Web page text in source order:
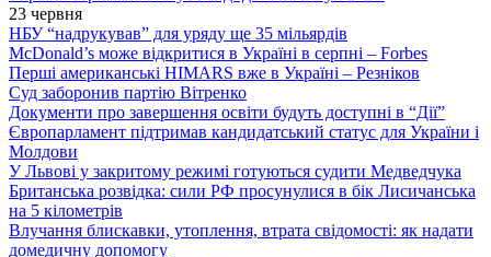
23 червня
НБУ “надрукував” для уряду ще 35 мільярдів
McDonald’s може відкритися в Україні в серпні – Forbes
Перші американські HIMARS вже в Україні – Резніков
Суд заборонив партію Вітренко
Документи про завершення освіти будуть доступні в “Дії”
Європарламент підтримав кандидатський статус для України і
Молдови
У Львові у закритому режимі готуються судити Медведчука
Британська розвідка: сили РФ просунулися в бік Лисичанська
на 5 кілометрів
Влучання блискавки, утоплення, втрата свідомості: як надати
домедичну допомогу